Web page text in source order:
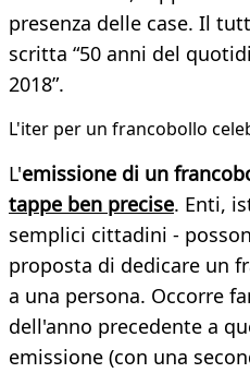
presenza delle case. Il
scritta “50 anni del
2018”.
L'iter per un francobollo
L'emissione di un
tappe ben precise. Enti,
semplici cittadini -
proposta di dedicare un
a una persona. Occorre
dell'anno precedente a
emissione (con una